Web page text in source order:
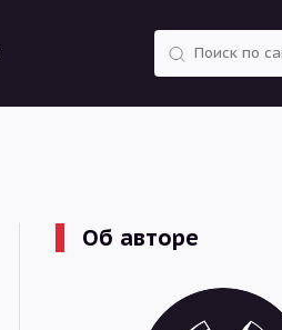
Об авторе